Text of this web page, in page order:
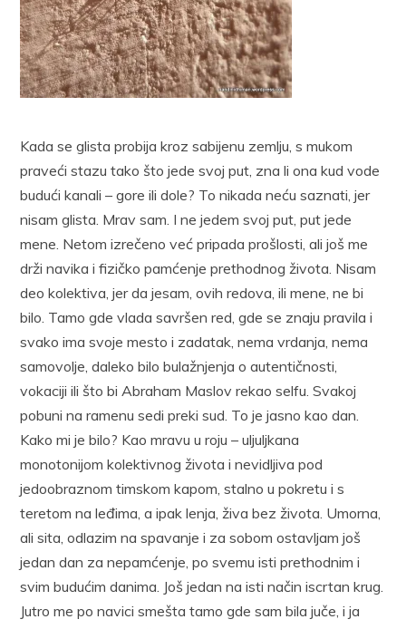
Kada se glista probija kroz sabijenu zemlju, s mukom
praveći stazu tako što jede svoj put, zna li ona kud vode
budući kanali – gore ili dole? To nikada neću saznati, jer
nisam glista. Mrav sam. I ne jedem svoj put, put jede
mene. Netom izrečeno već pripada prošlosti, ali još me
drži navika i fizičko pamćenje prethodnog života. Nisam
deo kolektiva, jer da jesam, ovih redova, ili mene, ne bi
bilo. Tamo gde vlada savršen red, gde se znaju pravila i
svako ima svoje mesto i zadatak, nema vrdanja, nema
samovolje, daleko bilo bulažnjenja o autentičnosti,
vokaciji ili što bi Abraham Maslov rekao selfu. Svakoj
pobuni na ramenu sedi preki sud. To je jasno kao dan.
Kako mi je bilo? Kao mravu u roju – uljuljkana
monotonijom kolektivnog života i nevidljiva pod
jedoobraznom timskom kapom, stalno u pokretu i s
teretom na leđima, a ipak lenja, živa bez života. Umorna,
ali sita, odlazim na spavanje i za sobom ostavljam još
jedan dan za nepamćenje, po svemu isti prethodnim i
svim budućim danima. Još jedan na isti način iscrtan krug.
Jutro me po navici smešta tamo gde sam bila juče, i ja